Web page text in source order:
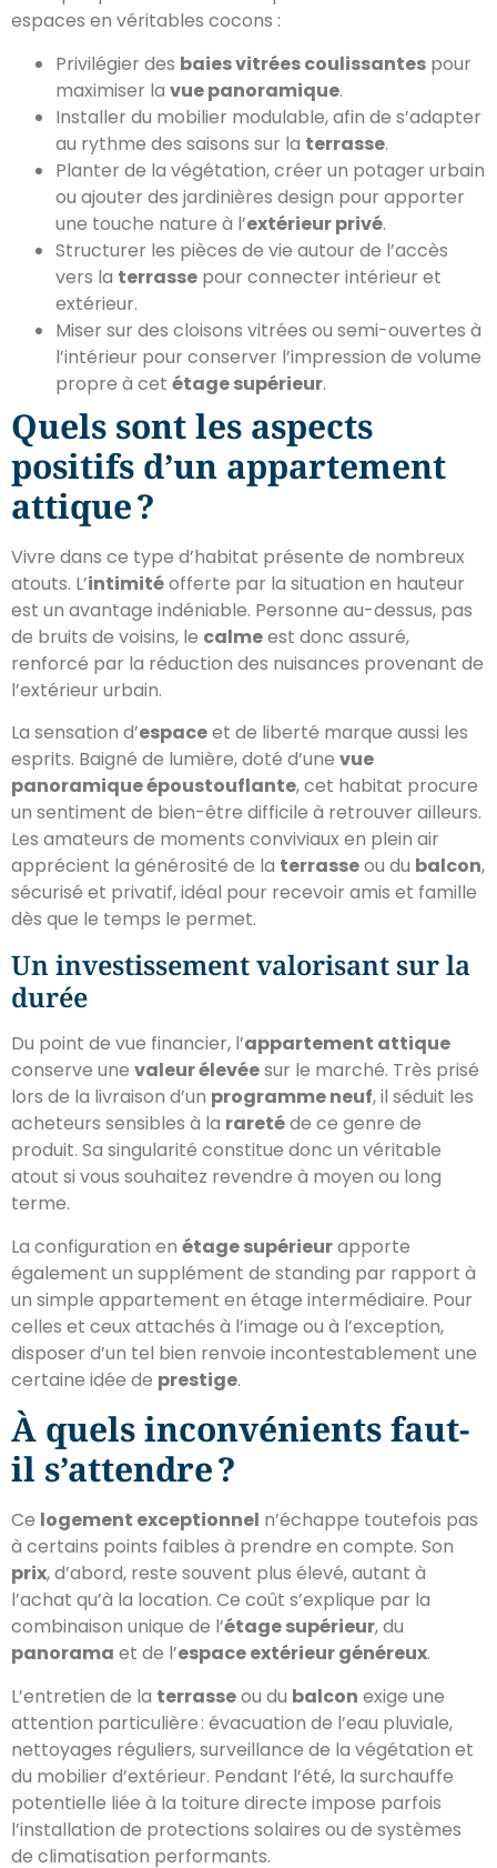
espaces en véritables cocons :
Privilégier des baies vitrées coulissantes pour
maximiser la vue panoramique.
Installer du mobilier modulable, afin de s’adapter
au rythme des saisons sur la terrasse.
Planter de la végétation, créer un potager urbain
ou ajouter des jardinières design pour apporter
une touche nature à l’extérieur privé.
Structurer les pièces de vie autour de l’accès
vers la terrasse pour connecter intérieur et
extérieur.
Miser sur des cloisons vitrées ou semi-ouvertes à
l’intérieur pour conserver l’impression de volume
propre à cet étage supérieur.
Quels sont les aspects
positifs d’un appartement
attique ?
Vivre dans ce type d’habitat présente de nombreux
atouts. L’intimitéofferte par la situation en hauteur
est un avantage indéniable. Personne au-dessus, pas
de bruits de voisins, le calmeest donc assuré,
renforcé par la réduction des nuisances provenant de
l’extérieur urbain.
La sensation d’espaceet de liberté marque aussi les
esprits. Baigné de lumière, doté d’une vue
panoramique époustouflante, cet habitat procure
un sentiment de bien-être difficile à retrouver ailleurs.
Les amateurs de moments conviviaux en plein air
apprécient la générosité de la terrasseou du balcon,
sécurisé et privatif, idéal pour recevoir amis et famille
dès que le temps le permet.
Un investissement valorisant sur la
durée
Du point de vue financier, l’appartement attique
conserve une valeur élevéesur le marché. Très prisé
lors de la livraison d’un programme neuf, il séduit les
acheteurs sensibles à la raretéde ce genre de
produit. Sa singularité constitue donc un véritable
atout si vous souhaitez revendre à moyen ou long
terme.
La configuration en étage supérieurapporte
également un supplément de standing par rapport à
un simple appartement en étage intermédiaire. Pour
celles et ceux attachés à l’image ou à l’exception,
disposer d’un tel bien renvoie incontestablement une
certaine idée de prestige.
À quels inconvénients faut-
il s’attendre ?
Ce logement exceptionnel n’échappe toutefois pas
à certains points faibles à prendre en compte. Son
prix, d’abord, reste souvent plus élevé, autant à
l’achat qu’à la location. Ce coût s’explique par la
combinaison unique de l’étage supérieur, du
panorama et de l’espace extérieur généreux.
L’entretien de la terrasseou du balcon exige une
attention particulière : évacuation de l’eau pluviale,
nettoyages réguliers, surveillance de la végétation et
du mobilier d’extérieur. Pendant l’été, la surchauffe
potentielle liée à la toiture directe impose parfois
l’installation de protections solaires ou de systèmes
de climatisation performants.